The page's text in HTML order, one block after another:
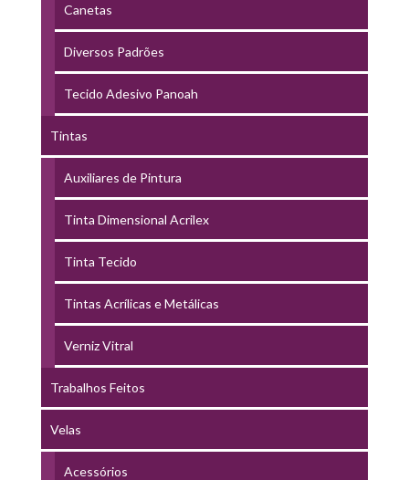
Canetas
Diversos Padrões
Tecido Adesivo Panoah
Tintas
Auxiliares de Pintura
Tinta Dimensional Acrilex
Tinta Tecido
Tintas Acrílicas e Metálicas
Verniz Vitral
Trabalhos Feitos
Velas
Acessórios